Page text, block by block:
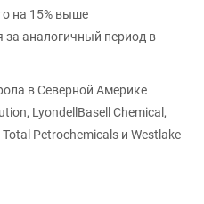
на 15% выше
за аналогичный период в
в Северной Америке
LyondellBasell Chemical,
Petrochemicals и Westlake